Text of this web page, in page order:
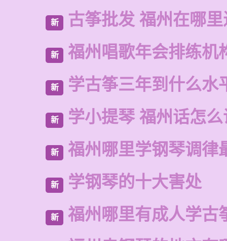
新 古筝批发 福州在哪
新 福州唱歌年会排练机
新 学古筝三年到什么水
新 学小提琴 福州话怎
新 福州哪里学钢琴调律
新 学钢琴的十大害处
新 福州哪里有成人学古